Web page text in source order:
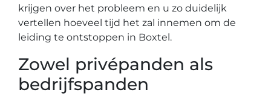
krijgen over het probleem en u zo duidelijk
vertellen hoeveel tijd het zal innemen om de
leiding te ontstoppen in Boxtel.
Zowel privépanden als
bedrijfspanden